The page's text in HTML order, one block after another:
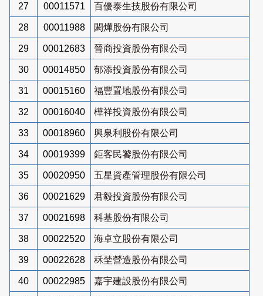
27 00011571 百優泰生技股份有限公司
28 00011988 閎燁股份有限公司
29 00012683 晉商投資股份有限公司
30 00014850 郁添投資股份有限公司
31 00015160 福豐置地股份有限公司
32 00016040 樺祥投資股份有限公司
33 00018960 興泉利股份有限公司
34 00019399 鉅客民饕股份有限公司
35 00020950 五星資產管理股份有限公司
36 00021629 君毅投資股份有限公司
37 00021698 科基股份有限公司
38 00022520 海卓立股份有限公司
39 00022628 秝埜營造股份有限公司
40 00022985 嘉宇建設股份有限公司